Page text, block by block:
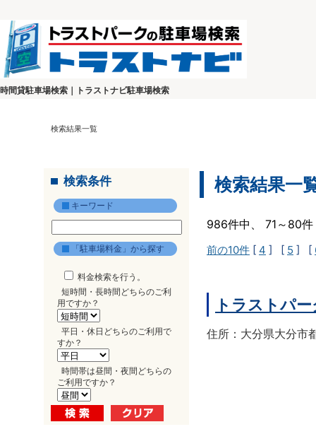
時間貸駐車場検索｜トラストナビ駐車場検索
検索結果一覧
検索条件
キーワード
「駐車場料金」から探す
料金検索を行う。
短時間・長時間どちらのご利
用ですか？
平日・休日どちらのご利用で
すか？
時間帯は昼間・夜間どちらの
ご利用ですか？
検索結果一
986件中、 71～80
前の10件 [ 4 ] [ 5 ] [
トラストパ
住所：大分県大分市